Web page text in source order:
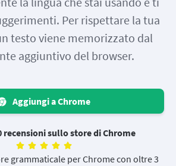
Per rispettare la tua
testo viene memorizzato dal
aggiuntivo del browser.
Aggiungi a Chrome
recensioni sullo store di Chrome
grammaticale per Chrome con oltre 3